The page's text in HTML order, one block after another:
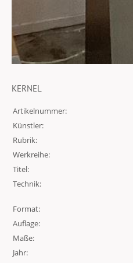
KERNEL
Artikelnummer:
Künstler:
Rubrik:
Werkreihe:
Titel:
Technik:
Format:
Auflage:
Maße:
Jahr: